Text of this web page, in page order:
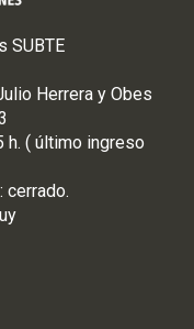
SUBTE
Herrera y Obes
h. ( último ingreso
cerrado.